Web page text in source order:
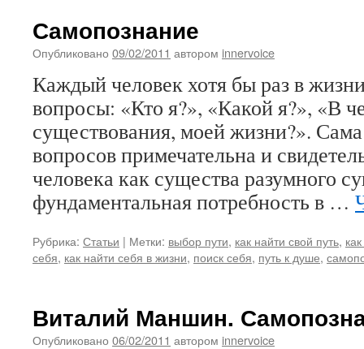
Самопознание
Опубликовано 09/02/2011 автором innervoice
Каждый человек хотя бы раз в
вопросы: «Кто я?», «Какой я?», «В
существования, моей жизни?».
вопросов примечательна и
человека как существа разумного
фундаментальная потребность в …
Рубрика: Статьи | Метки: выбор пути, как найти свой путь,
себя, как найти себя в жизни, поиск себя, путь к душе,
Виталий Маншин.
Опубликовано 06/02/2011 автором innervoice